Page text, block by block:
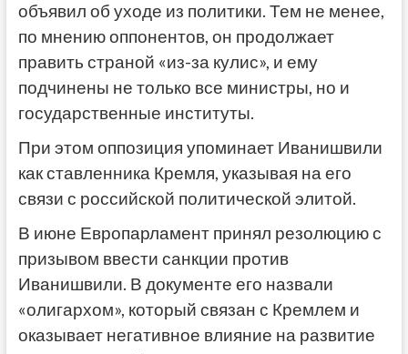
объявил об уходе из политики. Тем не менее,
по мнению оппонентов, он продолжает
править страной «из-за кулис», и ему
подчинены не только все министры, но и
государственные институты.
При этом оппозиция упоминает Иванишвили
как ставленника Кремля, указывая на его
связи с российской политической элитой.
В июне Европарламент принял резолюцию с
призывом ввести санкции против
Иванишвили. В документе его назвали
«олигархом», который связан с Кремлем и
оказывает негативное влияние на развитие